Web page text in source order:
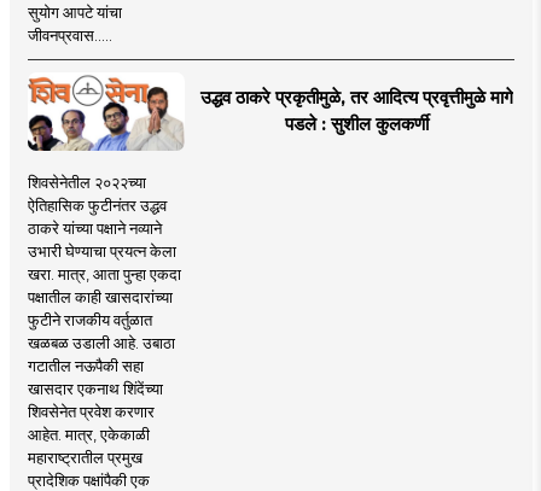
सुयोग आपटे यांचा
जीवनप्रवास.....
उद्धव ठाकरे प्रकृतीमुळे, तर आदित्य प्रवृत्तीमुळे मागे
पडले : सुशील कुलकर्णी
शिवसेनेतील २०२२च्या
ऐतिहासिक फुटीनंतर उद्धव
ठाकरे यांच्या पक्षाने नव्याने
उभारी घेण्याचा प्रयत्न केला
खरा. मात्र, आता पुन्हा एकदा
पक्षातील काही खासदारांच्या
फुटीने राजकीय वर्तुळात
खळबळ उडाली आहे. उबाठा
गटातील नऊपैकी सहा
खासदार एकनाथ शिंदेंच्या
शिवसेनेत प्रवेश करणार
आहेत. मात्र, एकेकाळी
महाराष्ट्रातील प्रमुख
प्रादेशिक पक्षांपैकी एक